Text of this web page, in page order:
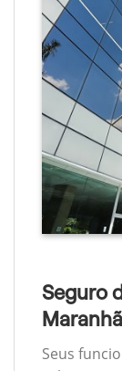
Seguro
Seus